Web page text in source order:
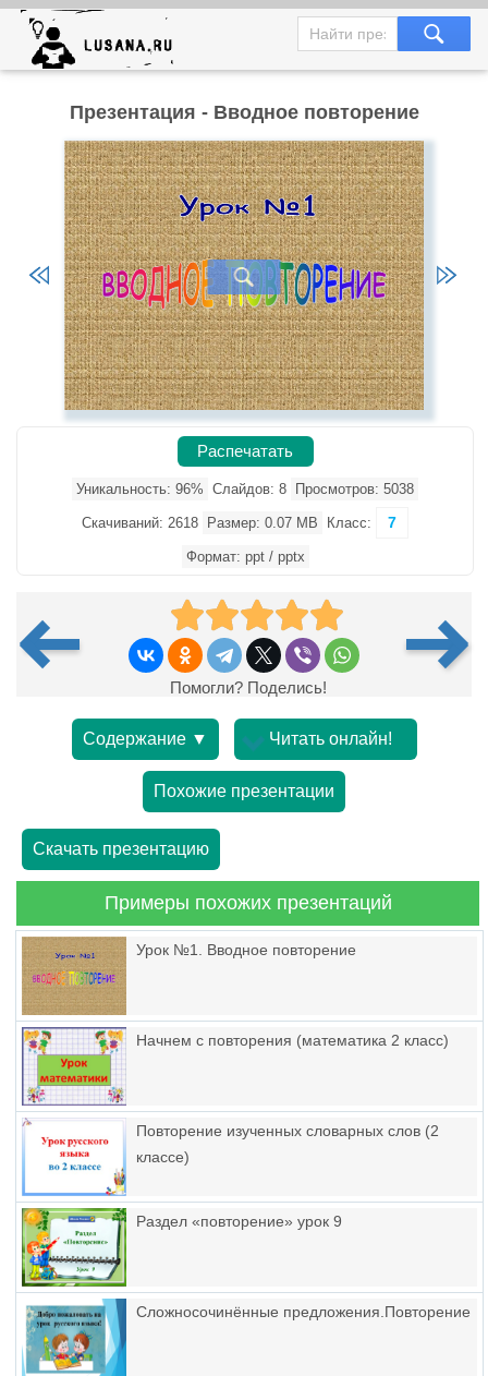
Презентация - Вводное повторение
Распечатать
Уникальность: 96% Слайдов: 8 Просмотров: 5038
Скачиваний: 2618 Размер: 0.07 MB Класс: 7
Формат: ppt / pptx
Помогли? Поделись!
Содержание ▼ Читать онлайн!
Похожие презентации
Скачать презентацию
Примеры похожих презентаций
Урок №1. Вводное повторение
Начнем с повторения (математика 2 класс)
Повторение изученных словарных слов (2
классе)
Раздел «повторение» урок 9
Сложносочинённые предложения.Повторение